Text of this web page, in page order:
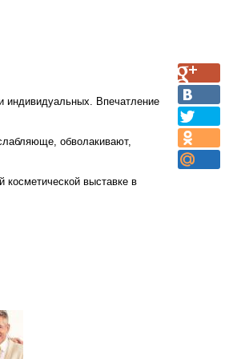
индивидуальных. Впечатление
обволакивают,
косметической выставке в